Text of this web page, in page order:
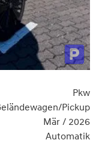
Pkw
Pickup
Mär / 2026
Automatik